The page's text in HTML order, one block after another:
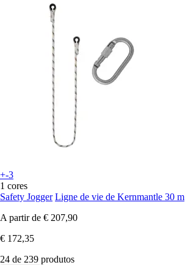
+-3
1 cores
Safety Jogger Ligne de vie de Kernmantle 30 m
A partir de € 207,90
€ 172,35
24 de 239 produtos